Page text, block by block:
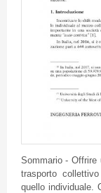
Sommario -
trasporto
quello individuale.